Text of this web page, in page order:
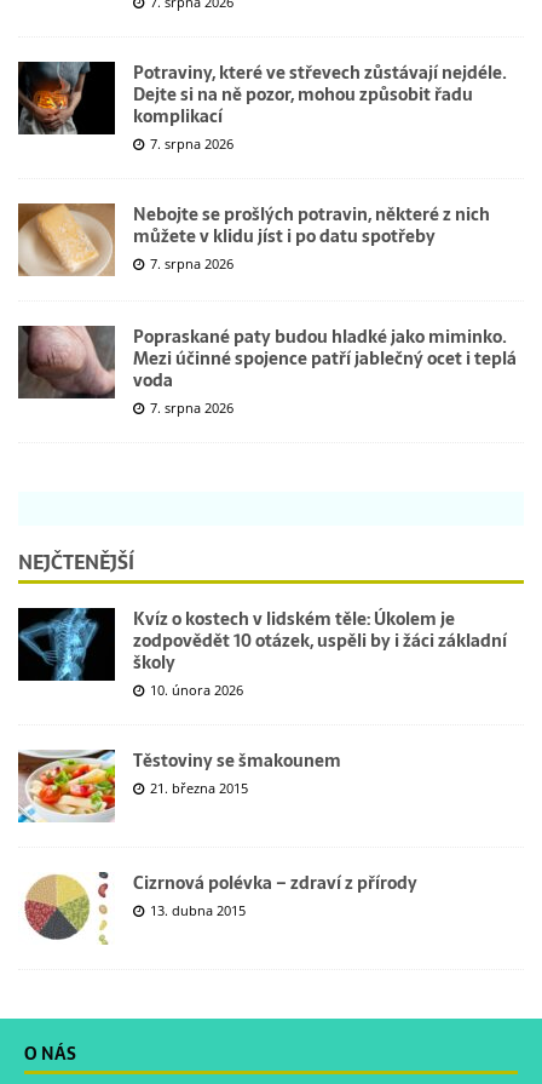
Potraviny, které ve střevech zůstávají nejdéle.
Dejte si na ně pozor, mohou způsobit řadu
komplikací
7. srpna 2026
Nebojte se prošlých potravin, některé z nich
můžete v klidu jíst i po datu spotřeby
7. srpna 2026
Popraskané paty budou hladké jako miminko.
Mezi účinné spojence patří jablečný ocet i teplá
voda
7. srpna 2026
NEJČTENĚJŠÍ
Kvíz o kostech v lidském těle: Úkolem je
zodpovědět 10 otázek, uspěli by i žáci základní
školy
10. února 2026
Těstoviny se šmakounem
21. března 2015
Cizrnová polévka – zdraví z přírody
13. dubna 2015
O NÁS